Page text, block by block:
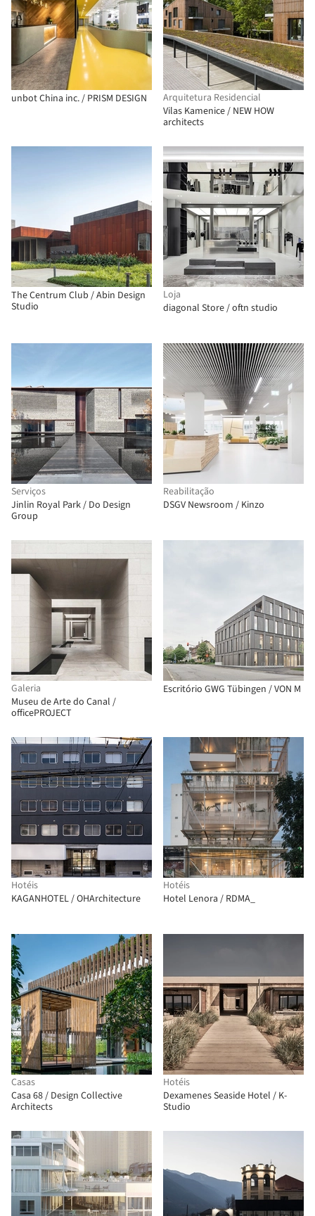
unbot China inc. / PRISM DESIGN
Arquitetura Residencial
Vilas Kamenice / NEW HOW
architects
The Centrum Club / Abin Design
Studio
Loja
diagonal Store / oftn studio
Serviços
Jinlin Royal Park / Do Design
Group
Reabilitação
DSGV Newsroom / Kinzo
Galeria
Museu de Arte do Canal /
officePROJECT
Escritório GWG Tübingen / VON M
Hotéis
KAGANHOTEL / OHArchitecture
Hotéis
Hotel Lenora / RDMA_
Casas
Casa 68 / Design Collective
Architects
Hotéis
Dexamenes Seaside Hotel / K-
Studio